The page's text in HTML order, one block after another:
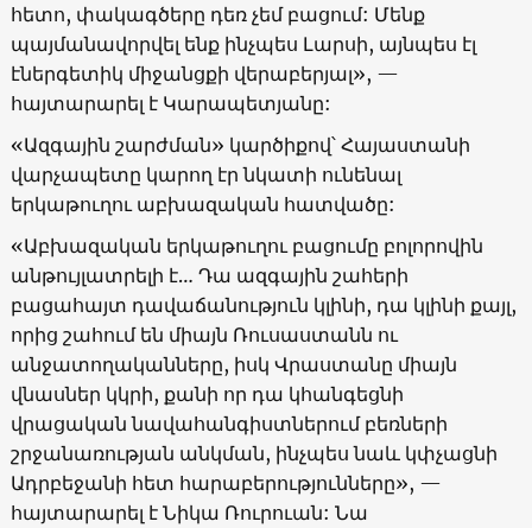
հետո, փակագծերը դեռ չեմ բացում: Մենք
պայմանավորվել ենք ինչպես Լարսի, այնպես էլ
էներգետիկ միջանցքի վերաբերյալ», —
հայտարարել է Կարապետյանը:
«Ազգային շարժման» կարծիքով՝ Հայաստանի
վարչապետը կարող էր նկատի ունենալ
երկաթուղու աբխազական հատվածը:
«Աբխազական երկաթուղու բացումը բոլորովին
անթույլատրելի է… Դա ազգային շահերի
բացահայտ դավաճանություն կլինի, դա կլինի քայլ,
որից շահում են միայն Ռուսաստանն ու
անջատողականները, իսկ Վրաստանը միայն
վնասներ կկրի, քանի որ դա կհանգեցնի
վրացական նավահանգիստներում բեռների
շրջանառության անկման, ինչպես նաև կփչացնի
Ադրբեջանի հետ հարաբերությունները», —
հայտարարել է Նիկա Ռուրուան: Նա